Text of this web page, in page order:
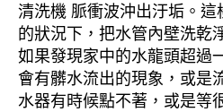
清洗機 脈衝波沖出汙垢。這
的狀況下，把水管內壁洗乾
如果發現家中的水龍頭超過
會有髒水流出的現象，或是
水器有時候點不著，或是等